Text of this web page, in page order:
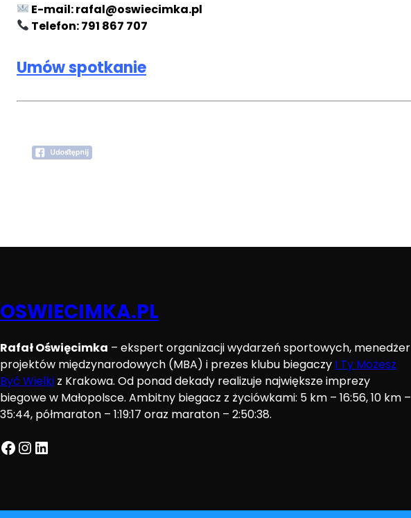
E-mail:rafal@oswiecimka.pl
Telefon:791 867 707
Umów spotkanie
OSWIECIMKA.PL
Rafał Oświęcimka – ekspert organizacji wydarzeń sportowych, menedżer
projektów międzynarodowych (MBA) i prezes klubu biegaczy I Ty Możesz
Być Wielki z Krakowa. Od ponad dekady realizuje największe imprezy
biegowe w Małopolsce. Ambitny biegacz z życiówkami: 5 km – 16:56, 10 km –
35:44, półmaraton – 1:19:17 oraz maraton – 2:50:38.
Facebook InstagramLinkedIn